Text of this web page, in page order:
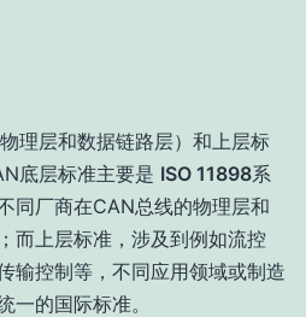
理层和数据链路层）和上层标
底层标准主要是 ISO 11898系
同厂商在CAN总线的物理层和
而上层标准，涉及到例如流控
输控制等，不同应用领域或制造
一的国际标准。